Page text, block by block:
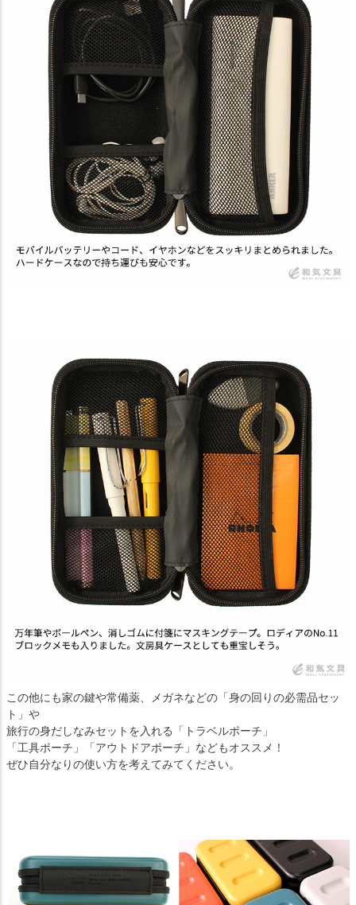
この他にも家の鍵や常備薬、メガネなどの「身の回りの必需品セッ
ト」や
旅行の身だしなみセットを入れる「トラベルポーチ」
「工具ポーチ」「アウトドアポーチ」などもオススメ！
ぜひ自分なりの使い方を考えてみてください。